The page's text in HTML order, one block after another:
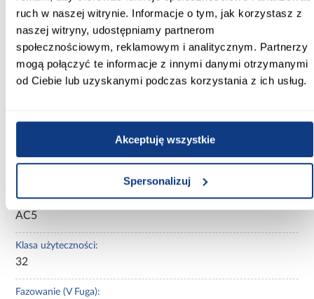
ruch w naszej witrynie. Informacje o tym, jak korzystasz z
naszej witryny, udostępniamy partnerom
społecznościowym, reklamowym i analitycznym. Partnerzy
mogą połączyć te informacje z innymi danymi otrzymanymi
od Ciebie lub uzyskanymi podczas korzystania z ich usług.
Akceptuję wszystkie
Spersonalizuj
Szerokość [mm]:
131
Długość [mm]:
643
1.18
Waga [kg/m2]:
7,2
Klasa ścieralności:
AC5
Klasa użyteczności:
32
Fazowanie (V Fuga):